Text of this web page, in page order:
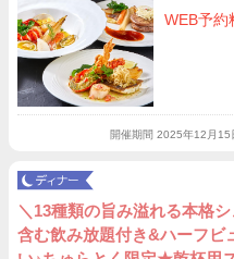
WEB予約
開催期間 2025年12月15
＼13種類の旨み溢れる本格
含む飲み放題付き&ハーフビ